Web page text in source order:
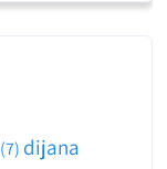
(7) dijana